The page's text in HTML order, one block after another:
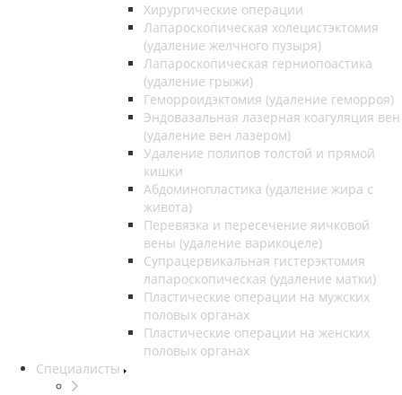
Хирургические операции
Лапароскопическая холецистэктомия
(удаление желчного пузыря)
Лапароскопическая герниопоастика
(удаление грыжи)
Геморроидэктомия (удаление геморроя)
Эндовазальная лазерная коагуляция вен
(удаление вен лазером)
Удаление полипов толстой и прямой
кишки
Абдоминопластика (удаление жира с
живота)
Перевязка и пересечение яичковой
вены (удаление варикоцеле)
Супрацервикальная гистерэктомия
лапароскопическая (удаление матки)
Пластические операции на мужских
половых органах
Пластические операции на женских
половых органах
Специалисты